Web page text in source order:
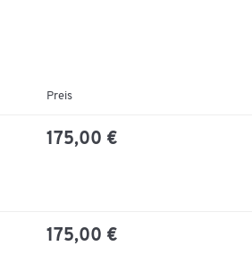
Preis
175,00 €
175,00 €